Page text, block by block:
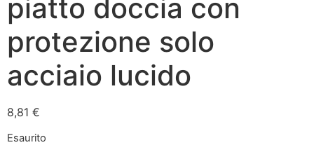
piatto doccia con
protezione solo
acciaio lucido
8,81 €
Esaurito